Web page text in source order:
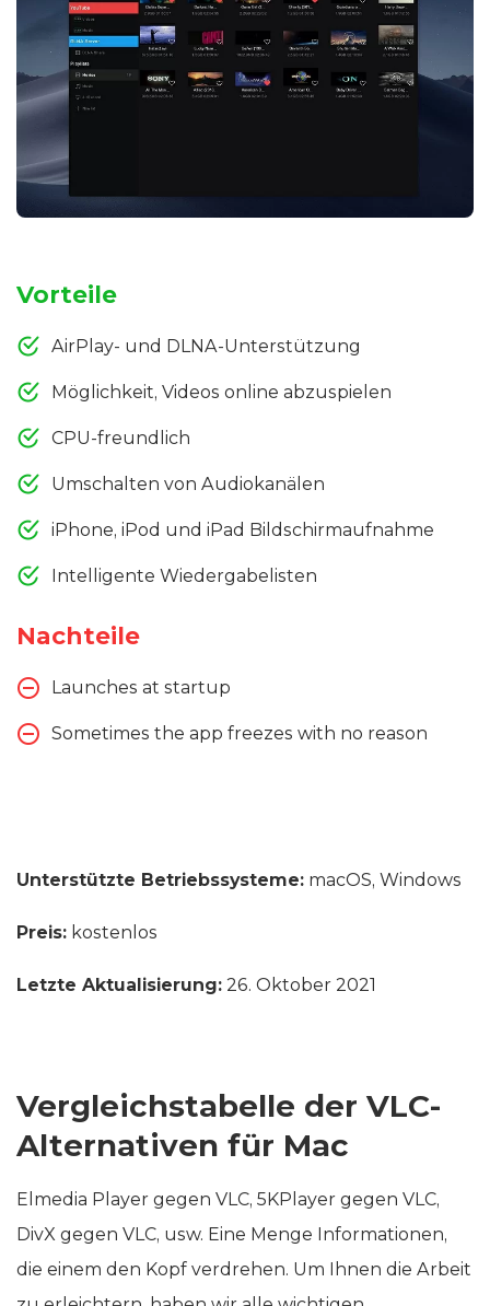
Vorteile
AirPlay- und DLNA-Unterstützung
Möglichkeit, Videos online abzuspielen
CPU-freundlich
Umschalten von Audiokanälen
iPhone, iPod und iPad Bildschirmaufnahme
Intelligente Wiedergabelisten
Nachteile
Launches at startup
Sometimes the app freezes with no reason
Unterstützte Betriebssysteme: macOS, Windows
Preis: kostenlos
Letzte Aktualisierung: 26. Oktober 2021
Vergleichstabelle der VLC-
Alternativen für Mac
Elmedia Player gegen VLC, 5KPlayer gegen VLC,
DivX gegen VLC, usw. Eine Menge Informationen,
die einem den Kopf verdrehen. Um Ihnen die Arbeit